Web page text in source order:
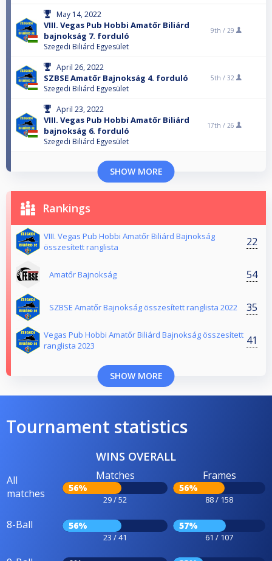
May 14, 2022
VIII. Vegas Pub Hobbi Amatőr Biliárd
bajnokság 7. forduló
Szegedi Biliárd Egyesület
9th / 29
April 26, 2022
SZBSE Amatőr Bajnokság 4. forduló
Szegedi Biliárd Egyesület
5th / 32
April 23, 2022
VIII. Vegas Pub Hobbi Amatőr Biliárd
bajnokság 6. forduló
Szegedi Biliárd Egyesület
17th / 26
SHOW MORE
Rankings
VIII. Vegas Pub Hobbi Amatőr Biliárd Bajnokság
összesített ranglista
22
Amatőr Bajnokság 54
SZBSE Amatőr Bajnokság összesített ranglista 2022 35
Vegas Pub Hobbi Amatőr Biliárd Bajnokság összesített
ranglista 2023
41
SHOW MORE
Tournament statistics
WINS OVERALL
All
matches
Matches
56%
29 / 52
Frames
56%
88 / 158
8-Ball 56%
23 / 41
57%
61 / 107